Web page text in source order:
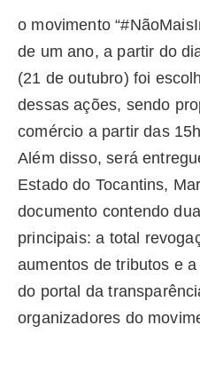
o movimento
de um ano, a partir do
(21 de outubro) foi
dessas ações, sendo
comércio a partir das
Além disso, será
Estado do Tocantins,
documento contendo
principais: a total
aumentos de tributos e
do portal da
organizadores do